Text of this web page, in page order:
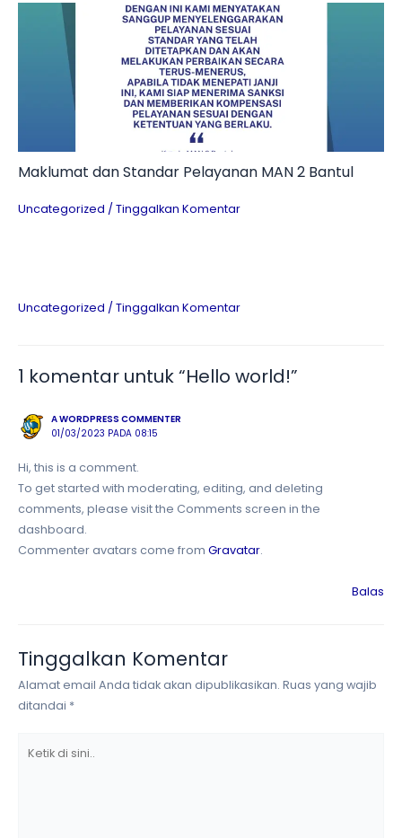
Maklumat dan Standar Pelayanan MAN 2 Bantul
Uncategorized / Tinggalkan Komentar
Uncategorized / Tinggalkan Komentar
1 komentar untuk “Hello world!”
A WORDPRESS COMMENTER
01/03/2023 PADA 08:15
Hi, this is a comment.
To get started with moderating, editing, and deleting
comments, please visit the Comments screen in the
dashboard.
Commenter avatars come from Gravatar.
Balas
Tinggalkan Komentar
Alamat email Anda tidak akan dipublikasikan. Ruas yang wajib
ditandai *